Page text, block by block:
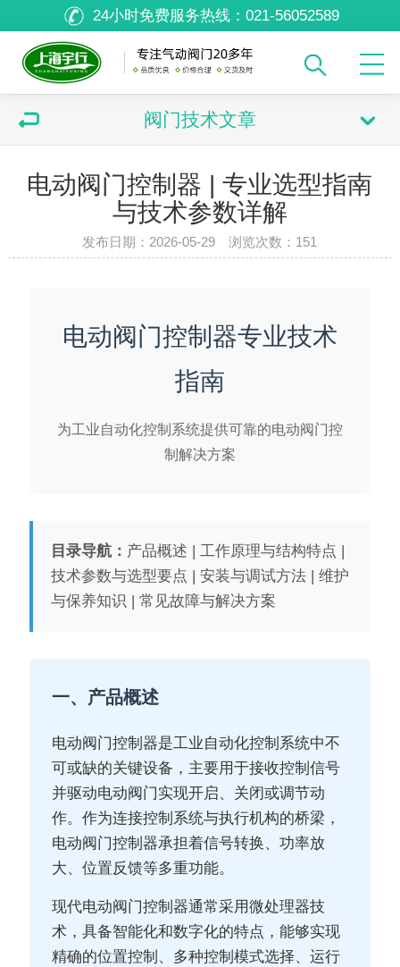
24小时免费服务热线： 021-56052589
阀门技术文章
电动阀门控制器 | 专业选型指南
与技术参数详解
发布日期：2026-05-29 浏览次数： 151
电动阀门控制器专业技术
指南
为工业自动化控制系统提供可靠的电动阀门控
制解决方案
目录导航： 产品概述 | 工作原理与结构特点 |
技术参数与选型要点 | 安装与调试方法 | 维护
与保养知识 | 常见故障与解决方案
一、产品概述
电动阀门控制器是工业自动化控制系统中不
可或缺的关键设备，主要用于接收控制信号
并驱动电动阀门实现开启、关闭或调节动
作。作为连接控制系统与执行机构的桥梁，
电动阀门控制器承担着信号转换、功率放
大、位置反馈等多重功能。
现代电动阀门控制器通常采用微处理器技
术，具备智能化和数字化的特点，能够实现
精确的位置控制、多种控制模式选择、运行